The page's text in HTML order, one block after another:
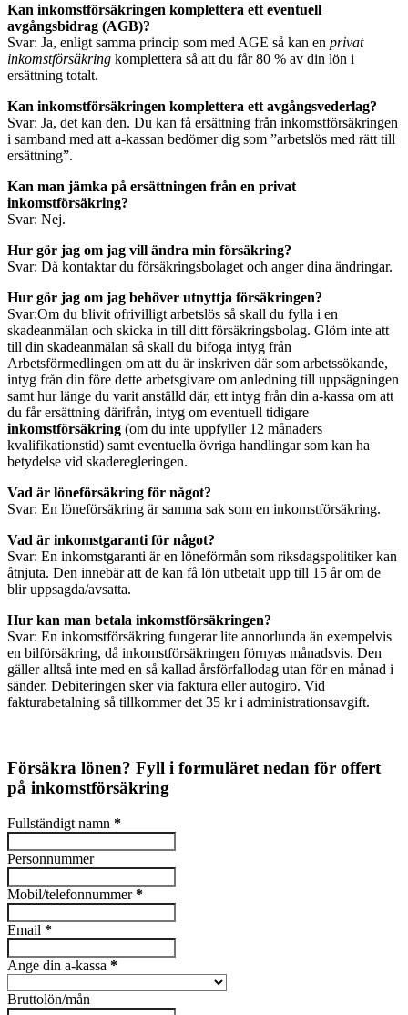
Kan inkomstförsäkringen komplettera ett eventuell
avgångsbidrag (AGB)?
Svar: Ja, enligt samma princip som med AGE så kan en privat
inkomstförsäkring komplettera så att du får 80 % av din lön i
ersättning totalt.
Kan inkomstförsäkringen komplettera ett avgångsvederlag?
Svar: Ja, det kan den. Du kan få ersättning från inkomstförsäkringen
i samband med att a-kassan bedömer dig som ”arbetslös med rätt till
ersättning”.
Kan man jämka på ersättningen från en privat
inkomstförsäkring?
Svar: Nej.
Hur gör jag om jag vill ändra min försäkring?
Svar: Då kontaktar du försäkringsbolaget och anger dina ändringar.
Hur gör jag om jag behöver utnyttja försäkringen?
Svar:Om du blivit ofrivilligt arbetslös så skall du fylla i en
skadeanmälan och skicka in till ditt försäkringsbolag. Glöm inte att
till din skadeanmälan så skall du bifoga intyg från
Arbetsförmedlingen om att du är inskriven där som arbetssökande,
intyg från din före dette arbetsgivare om anledning till uppsägningen
samt hur länge du varit anställd där, ett intyg från din a-kassa om att
du får ersättning därifrån, intyg om eventuell tidigare
inkomstförsäkring (om du inte uppfyller 12 månaders
kvalifikationstid) samt eventuella övriga handlingar som kan ha
betydelse vid skaderegleringen.
Vad är löneförsäkring för något?
Svar: En löneförsäkring är samma sak som en inkomstförsäkring.
Vad är inkomstgaranti för något?
Svar: En inkomstgaranti är en löneförmån som riksdagspolitiker kan
åtnjuta. Den innebär att de kan få lön utbetalt upp till 15 år om de
blir uppsagda/avsatta.
Hur kan man betala inkomstförsäkringen?
Svar: En inkomstförsäkring fungerar lite annorlunda än exempelvis
en bilförsäkring, då inkomstförsäkringen förnyas månadsvis. Den
gäller alltså inte med en så kallad årsförfallodag utan för en månad i
sänder. Debiteringen sker via faktura eller autogiro. Vid
fakturabetalning så tillkommer det 35 kr i administrationsavgift.
Försäkra lönen? Fyll i formuläret nedan för offert
på inkomstförsäkring
Fullständigt namn *
Personnummer
Mobil/telefonnummer*
Email *
Ange din a-kassa *
Bruttolön/mån